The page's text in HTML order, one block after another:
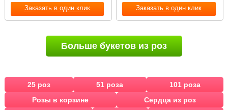
Заказать в один клик Заказать в один клик
Больше букетов из роз
25 роз 51 роза
101 роза
Розы в корзине
Сердца из роз